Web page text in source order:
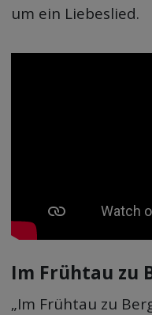
um ein Liebeslied.
Im Frühtau zu
„Im Frühtau zu